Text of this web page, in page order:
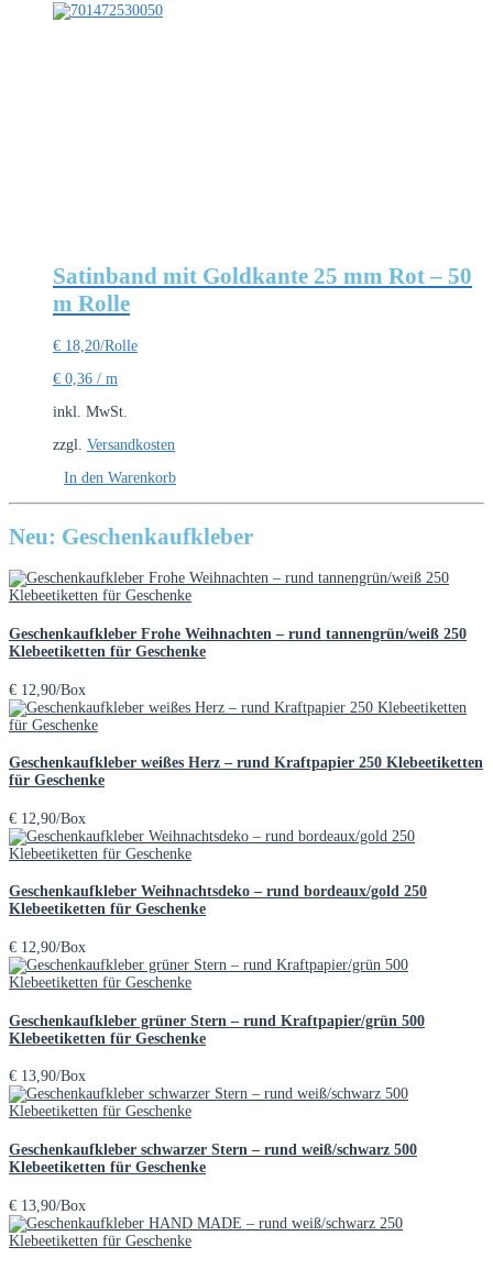
Satinband mit Goldkante 25 mm Rot – 50
m Rolle
€ 18,20/Rolle
€ 0,36 / m
inkl. MwSt.
zzgl. Versandkosten
In den Warenkorb
Neu: Geschenkaufkleber
Geschenkaufkleber Frohe Weihnachten – rund tannengrün/weiß 250
Klebeetiketten für Geschenke
€ 12,90/Box
Geschenkaufkleber weißes Herz – rund Kraftpapier 250 Klebeetiketten
für Geschenke
€ 12,90/Box
Geschenkaufkleber Weihnachtsdeko – rund bordeaux/gold 250
Klebeetiketten für Geschenke
€ 12,90/Box
Geschenkaufkleber grüner Stern – rund Kraftpapier/grün 500
Klebeetiketten für Geschenke
€ 13,90/Box
Geschenkaufkleber schwarzer Stern – rund weiß/schwarz 500
Klebeetiketten für Geschenke
€ 13,90/Box